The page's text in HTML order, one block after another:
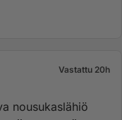
Vastattu 20h